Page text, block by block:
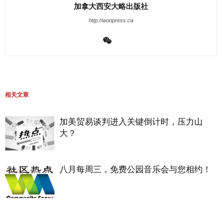
加拿大西安大略出版社
http://wonpress.ca
相关文章
加美贸易谈判进入关键倒计时，压力山
大？
八月每周三，免费公园音乐会与您相约！